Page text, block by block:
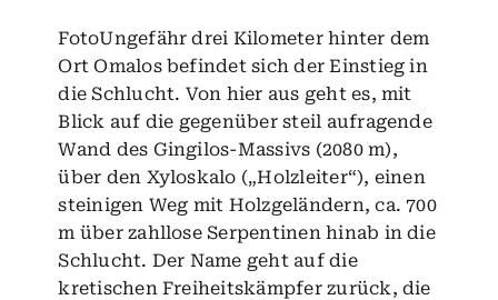
FotoUngefähr drei Kilometer hinter dem
Ort Omalos befindet sich der Einstieg in
die Schlucht. Von hier aus geht es, mit
Blick auf die gegenüber steil aufragende
Wand des Gingilos-Massivs (2080 m),
über den Xyloskalo („Holzleiter“), einen
steinigen Weg mit Holzgeländern, ca. 700
m über zahllose Serpentinen hinab in die
Schlucht. Der Name geht auf die
kretischen Freiheitskämpfer zurück, die